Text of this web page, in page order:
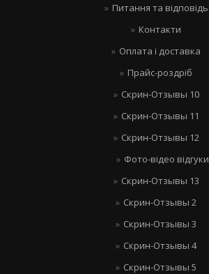
Питання та відповідь
Контакти
Оплата і доставка
Прайс-роздріб
Скрин-Отзывы 10
Скрин-Отзывы 11
Скрин-Отзывы 12
Фото-відео відгуки
Скрин-Отзывы 13
Скрин-Отзывы 2
Скрин-Отзывы 3
Скрин-Отзывы 4
Скрин-Отзывы 5